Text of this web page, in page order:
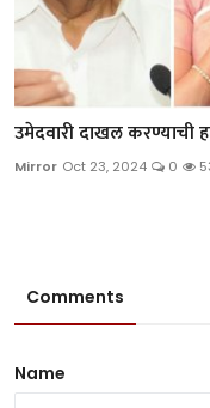
उमेदवारी दाखल करण्याची
Mirror Oct 23, 2024 0
Comments
Name